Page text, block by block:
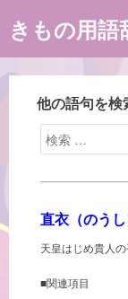
ン
ツ
きもの用語
他の語句を検
検
索
象:
直衣（のうし
天皇はじめ貴人
■関連項目